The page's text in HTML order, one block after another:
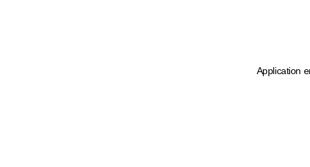
Application